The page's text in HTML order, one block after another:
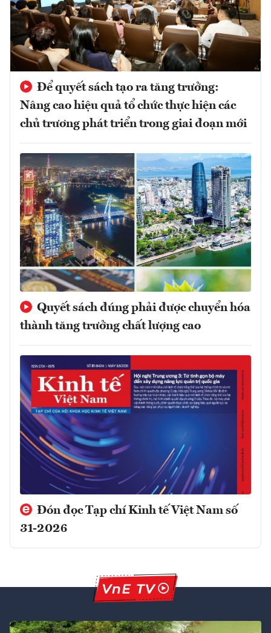
Để quyết sách tạo ra tăng trưởng:
Nâng cao hiệu quả tổ chức thực hiện các
chủ trương phát triển trong giai đoạn mới
Quyết sách đúng phải được chuyển hóa
thành tăng trưởng chất lượng cao
Đón đọc Tạp chí Kinh tế Việt Nam số
31-2026